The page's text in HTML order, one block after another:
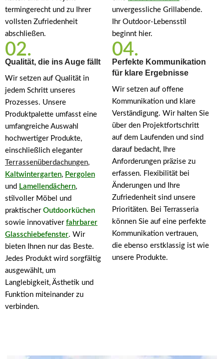
termingerecht und zu Ihrer
vollsten Zufriedenheit
abschließen.
02.
Qualität, die ins Auge fällt
Wir setzen auf Qualität in
jedem Schritt unseres
Prozesses. Unsere
Produktpalette umfasst eine
umfangreiche Auswahl
hochwertiger Produkte,
einschließlich eleganter
Terrassenüberdachungen,
Kaltwintergarten, Pergolen
und Lamellendächern,
stilvoller Möbel und
praktischer Outdoorküchen
sowie innovativer fahrbarer
Glasschiebefenster. Wir
bieten Ihnen nur das Beste.
Jedes Produkt wird sorgfältig
ausgewählt, um
Langlebigkeit, Ästhetik und
Funktion miteinander zu
verbinden.
unvergessliche Grillabende.
Ihr Outdoor-Lebensstil
beginnt hier.
04.
Perfekte Kommunikation
für klare Ergebnisse
Wir setzen auf offene
Kommunikation und klare
Verständigung. Wir halten Sie
über den Projektfortschritt
auf dem Laufenden und sind
darauf bedacht, Ihre
Anforderungen präzise zu
erfassen. Flexibilität bei
Änderungen und Ihre
Zufriedenheit sind unsere
Prioritäten. Bei Terrasseria
können Sie auf eine perfekte
Kommunikation vertrauen,
die ebenso erstklassig ist wie
unsere Produkte.